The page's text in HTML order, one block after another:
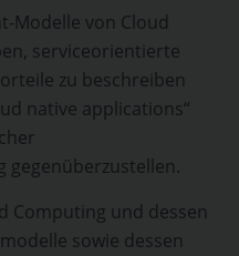
Modelle von Cloud
serviceorientierte
zu beschreiben
native applications“
gegenüberzustellen.
Computing und dessen
sowie dessen